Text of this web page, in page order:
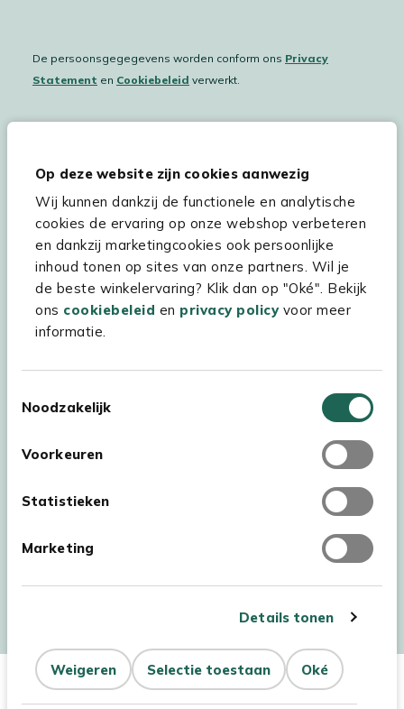
Op deze website zijn cookies aanwezig
Wij kunnen dankzij de functionele en analytische
cookies de ervaring op onze webshop verbeteren
en dankzij marketingcookies ook persoonlijke
inhoud tonen op sites van onze partners. Wil je
de beste winkelervaring? Klik dan op "Oké". Bekijk
ons cookiebeleid en privacy policyvoor meer
informatie.
Noodzakelijk
Voorkeuren
Statistieken
Marketing
Details tonen
Oké
Selectie toestaan
Weigeren
Aantal
In Winkelwagen
De persoonsgegegevens worden conform ons Privacy
Statement en Cookiebeleid verwerkt.
Hulp & service
Assortiment
Kees Smit Tuinmeubelen
Experience Stores XXL